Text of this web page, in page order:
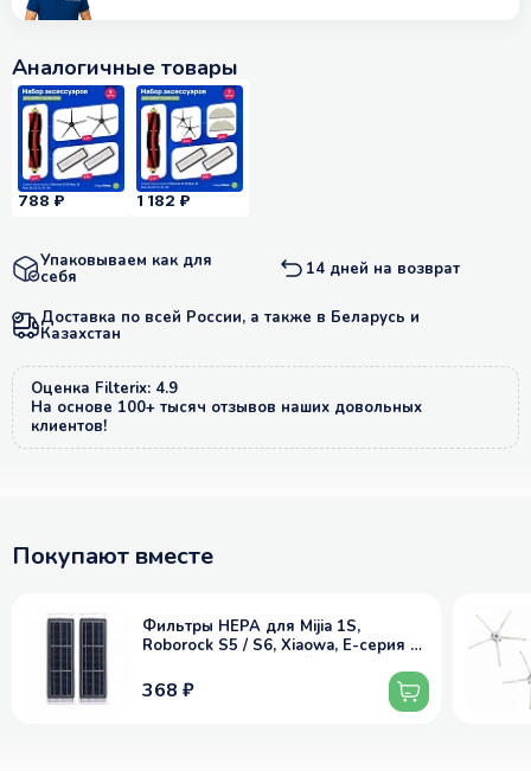
Аналогичные товары
788 ₽ 1 182 ₽
Упаковываем как для
себя 14 дней на возврат
Доставка по всей России, а также в Беларусь и
Казахстан
Оценка Filterix: 4.9
На основе 100+ тысяч отзывов наших довольных
клиентов!
Покупают вместе
Фильтры HEPA для Mijia 1S,
Roborock S5 / S6, Xiaowa, E-серия и
др. - активированный уголь, 2 шт
368 ₽